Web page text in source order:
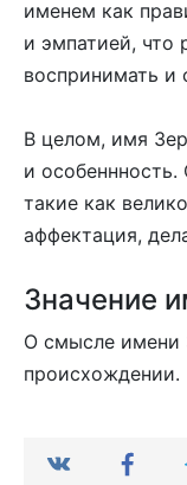
именем как
и эмпатией, что
воспринимать и
В целом, имя
и особеннность.
такие как
аффектация,
Значение
О смысле имени
происхождении.